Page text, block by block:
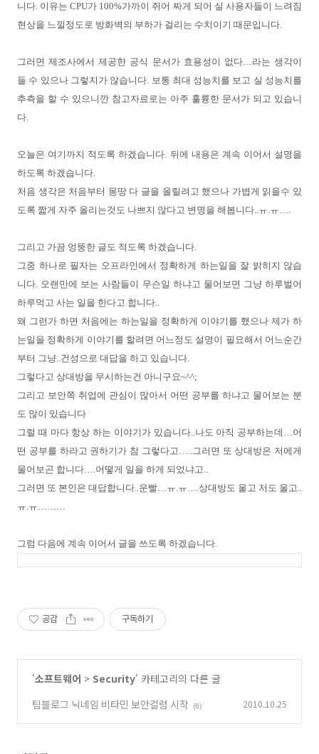
니다. 이유는 CPU가 100%가까이 쥐어 짜게 되어 실 사용자들이 느려짐
현상을 느낄정도로 방화벽의 부하가 걸리는 수치이기 때문입니다.
그러면 제조사에서 제공한 공식 문서가 효용성이 없다…라는 생각이
들 수 있으나 그렇지가 않습니다. 보통 최대 성능치를 보고 실 성능치를
추측을 할 수 있으니깐 참고자료로는 아주 훌륭한 문서가 되고 있습니
다.
오늘은 여기까지 적도록 하겠습니다. 뒤에 내용은 계속 이어서 설명을
하도록 하겠습니다.
처음 생각은 처음부터 몽땅 다 글을 올릴려고 했으나 가볍게 읽을수 있
도록 짧게 자주 올리는것도 나쁘지 않다고 변명을 해봅니다..ㅠ.ㅠ….
그리고 가끔 엉뚱한 글도 적도록 하겠습니다.
그중 하나로 필자는 오프라인에서 정확하게 하는일을 잘 밝히지 않습
니다. 오랜만에 보는 사람들이 무슨일 하냐고 물어보면 그냥 하루벌어
하루먹고 사는 일을 한다고 합니다..
왜 그런가 하면 처음에는 하는일을 정확하게 이야기를 했으나 제가 하
는일을 정확하게 이야기를 할려면 어느정도 설명이 필요해서 어느순간
부터 그냥..건성으로 대답을 하고 있습니다.
그렇다고 상대방을 무시하는건 아니구요~^^;
그리고 보안쪽 취업에 관심이 많아서 어떤 공부를 하냐고 물어보는 분
도 많이 있습니다
그럴 때 마다 항상 하는 이야기가 있습니다..나도 아직 공부하는데 …어
떤 공부를 하라고 권하기가 참 그렇다고…..그러면 또 상대방은 저에게
물어보곤 합니다….어떻게 일을 하게 되었냐고..
그러면 또 본인은 대답합니다..운빨…ㅠ.ㅠ….상대방도 울고 저도 울고..
ㅠ.ㅠ………
그럼 다음에 계속 이어서 글을 쓰도록 하겠습니다.
공감 구독하기
'소프트웨어 > Security' 카테고리의 다른 글
팀블로그 닉네임 비타민 보안컬럼 시작
(6) 2010.10.25